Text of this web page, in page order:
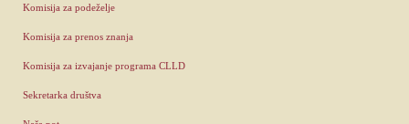
Komisija za podeželje
Komisija za prenos znanja
Komisija za izvajanje programa CLLD
Sekretarka društva